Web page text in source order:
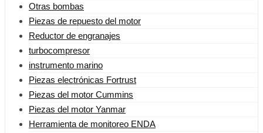
Otras bombas
Piezas de repuesto del motor
Reductor de engranajes
turbocompresor
instrumento marino
Piezas electrónicas Fortrust
Piezas del motor Cummins
Piezas del motor Yanmar
Herramienta de monitoreo ENDA